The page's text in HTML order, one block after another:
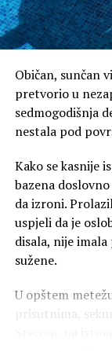
“- Neka
pratili svaki
uhapšen. Ne bi
kakvo
je indirektno i
tvrdnje da je
notorna laž,
priveden.
Na ovo je
Ana Brnabić:
“- Zamislite da
korektnosti.
Običan, sunčan
pretvorio u
sedmogodišnja
nestala pod
Kako se kasnije
bazena
da izroni.
uspjeli da je
disala, nije
sužene.
U opštem
prisutnima,